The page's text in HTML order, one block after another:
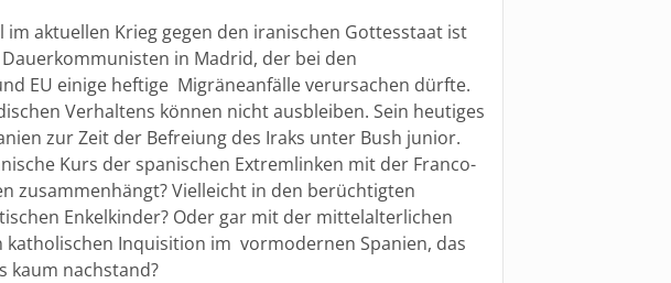
im aktuellen Krieg gegen den iranischen Gottesstaat ist
in Madrid, der bei den
EU einige heftige Migräneanfälle verursachen dürfte.
Verhaltens können nicht ausbleiben. Sein heutiges
zur Zeit der Befreiung des Iraks unter Bush junior.
Kurs der spanischen Extremlinken mit der Franco-
zusammenhängt? Vielleicht in den berüchtigten
Enkelkinder? Oder gar mit der mittelalterlichen
katholischen Inquisition im vormodernen Spanien, das
kaum nachstand?